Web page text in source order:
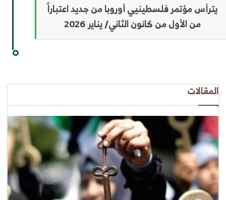
يترأس مؤتمر فلسطينيي أوروبا من جديد اعتباراً
من الأول من كانون الثاني/ يناير 2026
المقالات